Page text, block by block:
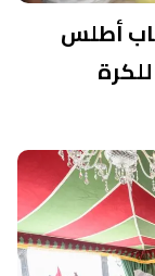
أطلس